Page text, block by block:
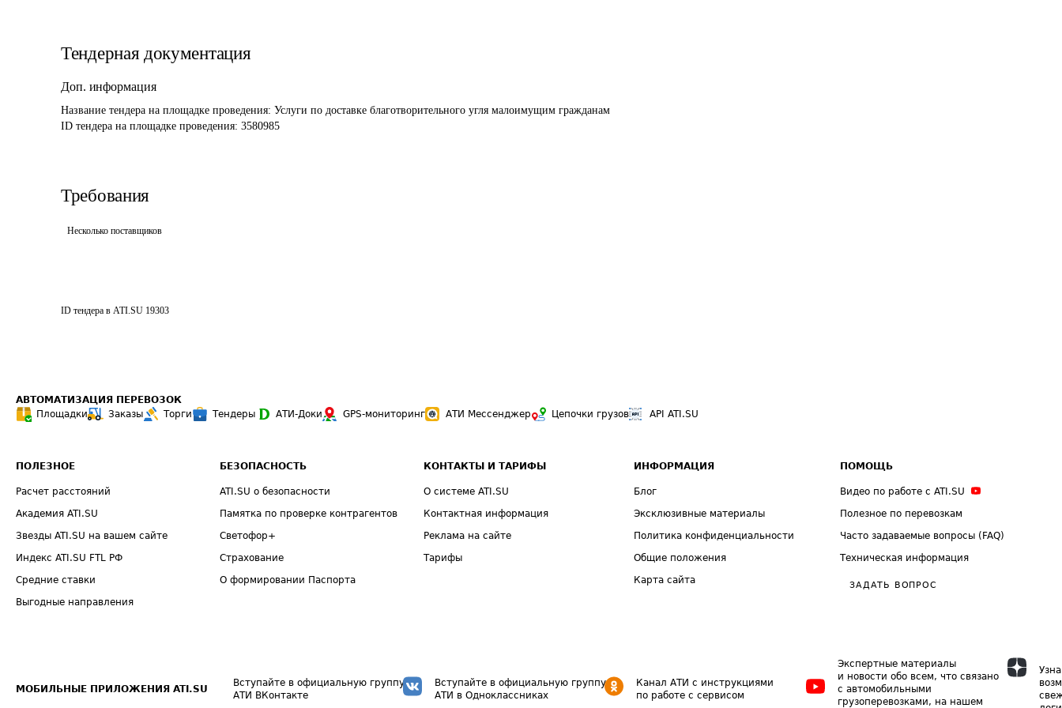
Тендерная документация
Доп. информация
Название тендера на площадке проведения: Услуги по доставке благотворительного угля малоимущим гражданам
ID тендера на площадке проведения: 3580985
Требования
Несколько поставщиков
ID тендера в ATI.SU 19303
АВТОМАТИЗАЦИЯ ПЕРЕВОЗОК
Площадки
Заказы Торги Тендеры АТИ-Доки GPS-мониторинг АТИ Мессенджер Цепочки грузов API ATI.SU
ПОЛЕЗНОЕ
Расчет расстояний
Академия ATI.SU
Звезды ATI.SU на вашем сайте
Индекс ATI.SU FTL РФ
Средние ставки
Выгодные направления
БЕЗОПАСНОСТЬ
ATI.SU о безопасности
Памятка по проверке контрагентов
Светофор+
Страхование
О формировании Паспорта
КОНТАКТЫ И ТАРИФЫ
О системе ATI.SU
Контактная информация
Реклама на сайте
Тарифы
ИНФОРМАЦИЯ
Блог
Эксклюзивные материалы
Политика конфиденциальности
Общие положения
Карта сайта
ПОМОЩЬ
Видео по работе с ATI.SU
Полезное по перевозкам
Часто задаваемые вопросы (FAQ)
Техническая информация
ЗАДАТЬ ВОПРОС
МОБИЛЬНЫЕ ПРИЛОЖЕНИЯ ATI.SU
Вступайте в официальную группу
АТИ ВКонтакте
Вступайте в официальную группу
АТИ в Одноклассниках
Канал АТИ с инструкциями
по работе с сервисом
Экспертные материалы
и новости обо всем, что связано
с автомобильными
грузоперевозками, на нашем